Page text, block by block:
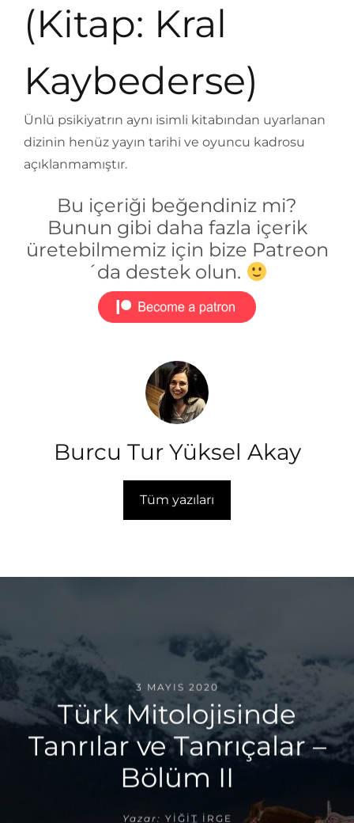
(Kitap: Kral
Kaybederse)
Ünlü psikiyatrın aynı isimli kitabından uyarlanan
dizinin henüz yayın tarihi ve oyuncu kadrosu
açıklanmamıştır.
Bu içeriği beğendiniz mi?
Bunun gibi daha fazla içerik
üretebilmemiz için bize Patreon
´da destek olun.
Burcu Tur Yüksel Akay
Tüm yazıları
3 MAYIS 2020
Türk Mitolojisinde
Tanrılar ve Tanrıçalar –
Bölüm II
Yazar: YIĞIT İRGE